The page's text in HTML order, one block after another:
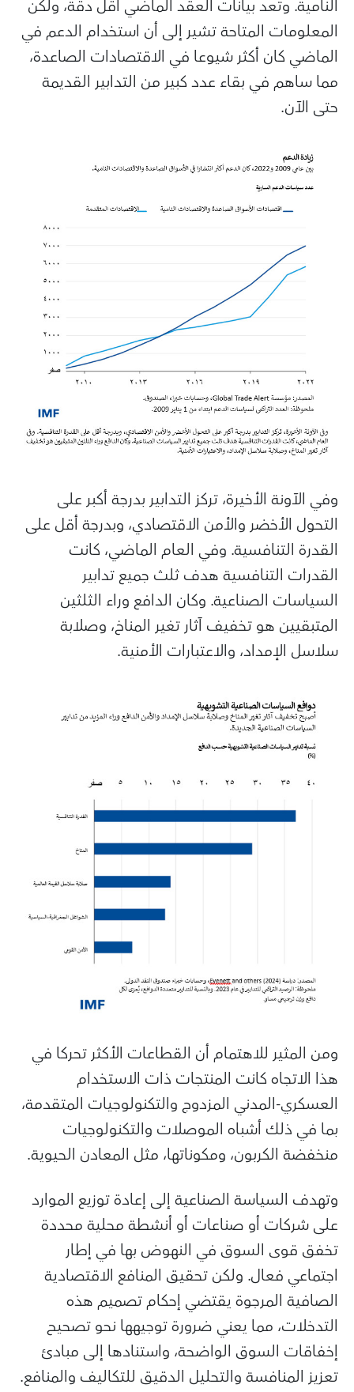
النامية. وتعد بيانات العقد الماضي أقل دقة، ولكن
المعلومات المتاحة تشير إلى أن استخدام الدعم في
الماضي كان أكثر شيوعا في الاقتصادات الصاعدة،
مما ساهم في بقاء عدد كبير من التدابير القديمة
حتى الآن.
وفي الآونة الأخيرة، تركز التدابير بدرجة أكبر على
التحول الأخضر والأمن الاقتصادي، وبدرجة أقل على
القدرة التنافسية. وفي العام الماضي، كانت
القدرات التنافسية هدف ثلث جميع تدابير
السياسات الصناعية. وكان الدافع وراء الثلثين
المتبقيين هو تخفيف آثار تغير المناخ، وصلابة
سلاسل الإمداد، والاعتبارات الأمنية.
ومن المثير للاهتمام أن القطاعات الأكثر تحركا في
هذا الاتجاه كانت المنتجات ذات الاستخدام
العسكري-المدني المزدوج والتكنولوجيات المتقدمة،
بما في ذلك أشباه الموصلات والتكنولوجيات
منخفضة الكربون، ومكوناتها، مثل المعادن الحيوية.
وتهدف السياسة الصناعية إلى إعادة توزيع الموارد
على شركات أو صناعات أو أنشطة محلية محددة
تخفق قوى السوق في النهوض بها في إطار
اجتماعي فعال. ولكن تحقيق المنافع الاقتصادية
الصافية المرجوة يقتضي إحكام تصميم هذه
التدخلات، مما يعني ضرورة توجيهها نحو تصحيح
إخفاقات السوق الواضحة، واستنادها إلى مبادئ
تعزيز المنافسة والتحليل الدقيق للتكاليف والمنافع.